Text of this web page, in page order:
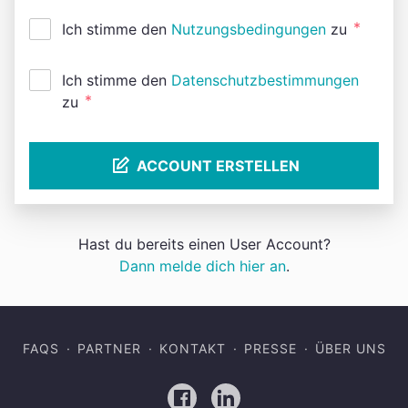
Ich stimme den Nutzungsbedingungen zu *
Ich stimme den Datenschutzbestimmungen
zu *
ACCOUNT ERSTELLEN
Hast du bereits einen User Account?
Dann melde dich hier an.
FAQS PARTNER KONTAKT PRESSE ÜBER UNS